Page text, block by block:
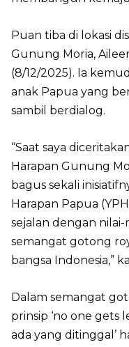
Puan tiba di lokasi
Gunung Moria,
(8/12/2025). Ia
anak Papua yang
sambil berdialog.
“Saat saya
Harapan Gunung
bagus sekali
Harapan Papua
sejalan dengan nilai-
semangat gotong
bangsa Indonesia,”
Dalam semangat
prinsip ‘no one gets
ada yang ditinggal’